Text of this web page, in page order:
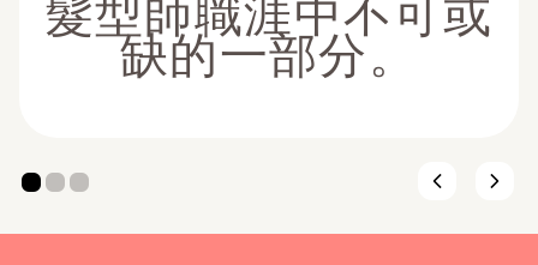
髮型師職涯中不可或
缺的一部分。